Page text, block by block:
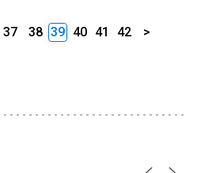
37 38 39 40 41 42 >